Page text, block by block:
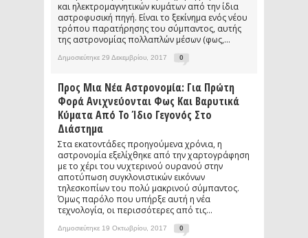
και ηλεκτρομαγνητικών κυμάτων από την ίδια
αστροφυσική πηγή. Είναι το ξεκίνημα ενός νέου
τρόπου παρατήρησης του σύμπαντος, αυτής
της αστρονομίας πολλαπλών μέσων (φως,...
Δημοσιεύτηκε 29 Δεκεμβρίου, 2017 0
Προς Μια Νέα Αστρονομία: Για Πρώτη
Φορά Ανιχνεύονται Φως Και Βαρυτικά
Κύματα Από Το Ίδιο Γεγονός Στο
Διάστημα
Στα εκατοντάδες προηγούμενα χρόνια, η
αστρονομία εξελίχθηκε από την χαρτογράφηση
με το χέρι του νυχτερινού ουρανού στην
αποτύπωση συγκλονιστικών εικόνων
τηλεσκοπίων του πολύ μακρινού σύμπαντος.
Όμως παρόλο που υπήρξε αυτή η νέα
τεχνολογία, οι περισσότερες από τις...
Δημοσιεύτηκε 19 Οκτωβρίου, 2017 0